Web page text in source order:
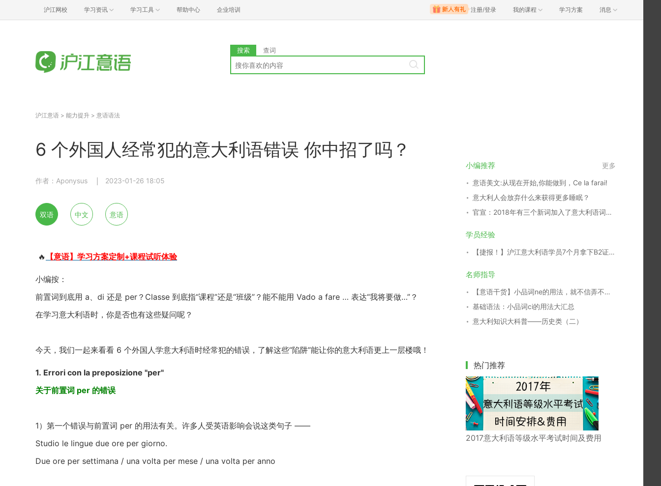
沪江网校 学习资讯 学习工具 帮助中心 企业培训 注册/登录 我的课程 学习方案 消息
搜索 查词
沪江意语 > 能力提升 > 意语语法
6 个外国人经常犯的意大利语错误 你中招了吗？
作者：Aponysus 2023-01-26 18:05
双语 中文 意语
🔥 【意语】学习方案定制+课程试听体验
小编按：
前置词到底用 a、di 还是 per？Classe 到底指“课程”还是“班级”？能不能用 Vado a fare … 表达“我将要做…”？
在学习意大利语时，你是否也有这些疑问呢？
今天，我们一起来看看 6 个外国人学意大利语时经常犯的错误，了解这些“陷阱”能让你的意大利语更上一层楼哦！
1. Errori con la preposizione "per"
关于前置词 per 的错误
1）第一个错误与前置词 per 的用法有关。许多人受英语影响会说这类句子 ——
Studio le lingue due ore per giorno.
Due ore per settimana / una volta per mese / una volta per anno
小编推荐 更多
意语美文:从现在开始,你能做到，Ce la farai!
意大利人会放弃什么来获得更多睡眠？
官宣：2018年有三个新词加入了意大利语词汇家族
学员经验
【捷报！】沪江意大利语学员7个月拿下B2证书！
名师指导
【意语干货】小品词ne的用法，就不信弄不明白你！
基础语法：小品词ci的用法大汇总
意大利知识大科普——历史类（二）
热门推荐
2017意大利语等级水平考试时间及费用